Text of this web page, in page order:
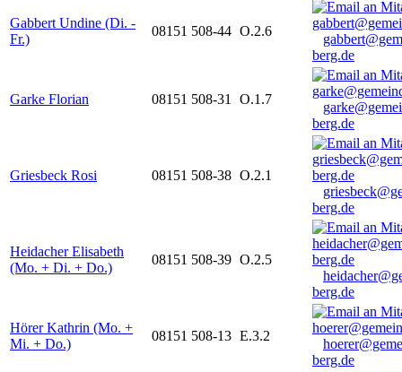
Gabbert Undine (Di. -
Fr.)
08151 508-44 O.2.6
berg.de
Garke Florian 08151 508-31 O.1.7
berg.de
Griesbeck Rosi 08151 508-38 O.2.1
berg.de
Heidacher Elisabeth
(Mo. + Di. + Do.)
08151 508-39 O.2.5
berg.de
Hörer Kathrin (Mo. +
Mi. + Do.)
08151 508-13 E.3.2
berg.de